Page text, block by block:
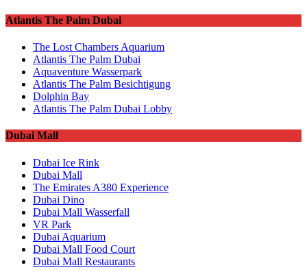
Atlantis The Palm Dubai
The Lost Chambers Aquarium
Atlantis The Palm Dubai
Aquaventure Wasserpark
Atlantis The Palm Besichtigung
Dolphin Bay
Atlantis The Palm Dubai Lobby
Dubai Mall
Dubai Ice Rink
Dubai Mall
The Emirates A380 Experience
Dubai Dino
Dubai Mall Wasserfall
VR Park
Dubai Aquarium
Dubai Mall Food Court
Dubai Mall Restaurants